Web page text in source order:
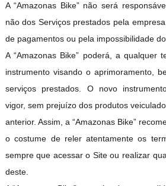
A “Amazonas Bike” não será
não dos Serviços prestados pela
de pagamentos ou pela impossibilidade
A “Amazonas Bike” poderá, a qualquer
instrumento visando o aprimoramento,
serviços prestados. O novo
vigor, sem prejuízo dos produtos
anterior. Assim, a “Amazonas Bike”
o costume de reler atentamente os
sempre que acessar o Site ou realizar
deste.